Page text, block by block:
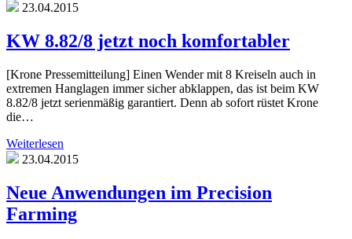
23.04.2015
KW 8.82/8 jetzt noch komfortabler
[Krone Pressemitteilung] Einen Wender mit 8 Kreiseln auch in
extremen Hanglagen immer sicher abklappen, das ist beim KW
8.82/8 jetzt serienmäßig garantiert. Denn ab sofort rüstet Krone
die…
Weiterlesen
23.04.2015
Neue Anwendungen im Precision
Farming